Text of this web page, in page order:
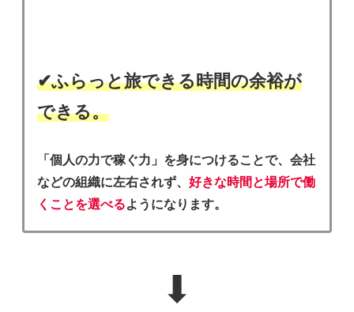
✔︎ふらっと旅できる時間の余裕が
できる。
「個人の力で稼ぐ力」を身につけることで、会社
などの組織に左右されず、好きな時間と場所で働
くことを選べるようになります。
⬇︎